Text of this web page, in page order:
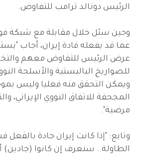
الرئيس دونالد ترامب للتفاوض.
وحين سئل خلال مقابلة مع شبكة
عما قد يفعله قادة إيران، أجاب
عرض الرئيس للتفاوض معهم
للصواريخ الباليستية والأسلحة
ويمكن التحقق منه فعليا وليس
المجحفة للاتفاق النووي الإيراني،
مرضية".
وتابع: "إذا كانت إيران جادة
الطاولة.. سنعرف إن كانوا (جادين)